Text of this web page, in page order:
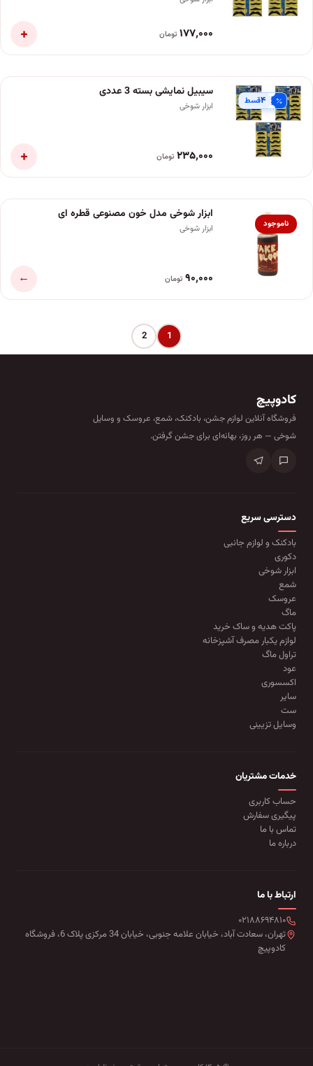
۱۷۷٬۰۰۰ تومان +
۴قسط
سیبیل نمایشی بسته 3 عددی
ابزار شوخی
۲۳۵٬۰۰۰ تومان +
ناموجود
ابزار شوخی مدل خون مصنوعی قطره ای
ابزار شوخی
۹۰٬۰۰۰ تومان ←
1
2
کادوپیچ
فروشگاه آنلاین لوازم جشن، بادکنک، شمع، عروسک و وسایل
شوخی — هر روز، بهانه‌ای برای جشن گرفتن.
دسترسی سریع
بادکنک و لوازم جانبی
دکوری
ابزار شوخی
شمع
عروسک
ماگ
پاکت هدیه و ساک خرید
لوازم یکبار مصرف آشپزخانه
تراول ماگ
عود
اکسسوری
سایر
ست
وسایل تزیینی
خدمات مشتریان
حساب کاربری
پیگیری سفارش
تماس با ما
درباره ما
ارتباط با ما
۰۲۱۸۸۶۹۴۸۱۰
تهران، سعادت آباد، خیابان علامه جنوبی، خیابان 34 مرکزی پلاک 6، فروشگاه
کادوپیچ